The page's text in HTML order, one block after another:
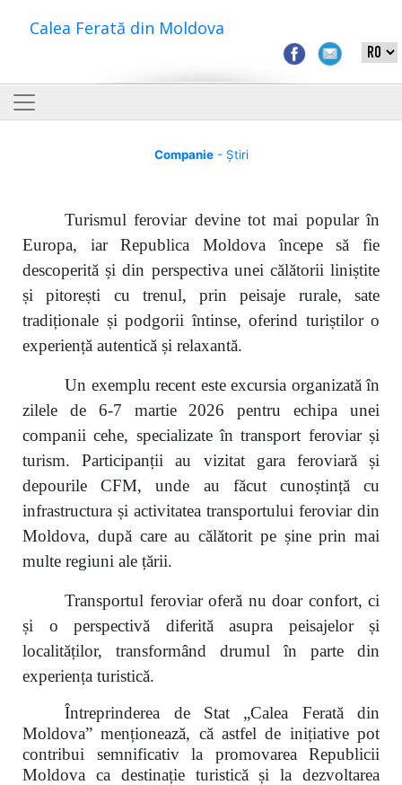
Calea Ferată din Moldova
Companie- Știri
Turismul feroviar devine tot mai popular în
Europa, iar Republica Moldova începe să fie
descoperită și din perspectiva unei călătorii liniștite
și pitorești cu trenul, prin peisaje rurale, sate
tradiționale și podgorii întinse, oferind turiștilor o
experiență autentică și relaxantă.
Un exemplu recent este excursia organizată în
zilele de 6-7 martie 2026 pentru echipa unei
companii cehe, specializate în transport feroviar și
turism. Participanții au vizitat gara feroviară și
depourile CFM, unde au făcut cunoștință cu
infrastructura și activitatea transportului feroviar din
Moldova, după care au călătorit pe șine prin mai
multe regiuni ale țării.
Transportul feroviar oferă nu doar confort, ci
și o perspectivă diferită asupra peisajelor și
localităților, transformând drumul în parte din
experiența turistică.
Întreprinderea de Stat „Calea Ferată din
Moldova” menționează, că astfel de inițiative pot
contribui semnificativ la promovarea Republicii
Moldova ca destinație turistică și la dezvoltarea